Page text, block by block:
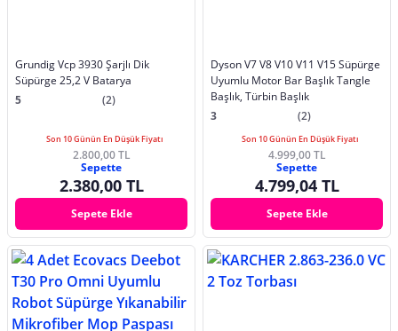
Grundig Vcp 3930 Şarjlı Dik
Süpürge 25,2 V Batarya
5
(2)
Son 10 Günün En Düşük Fiyatı
2.800,00 TL
Sepette
2.380,00 TL
Sepete Ekle
Dyson V7 V8 V10 V11 V15 Süpürge
Uyumlu Motor Bar Başlık Tangle
Başlık, Türbin Başlık
3
(2)
Son 10 Günün En Düşük Fiyatı
4.999,00 TL
Sepette
4.799,04 TL
Sepete Ekle